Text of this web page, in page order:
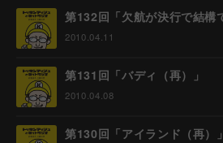
第132回「欠航が決行で結構
2010.04.11
第131回「バディ（再）」
2010.04.08
第130回「アイランド（再）」